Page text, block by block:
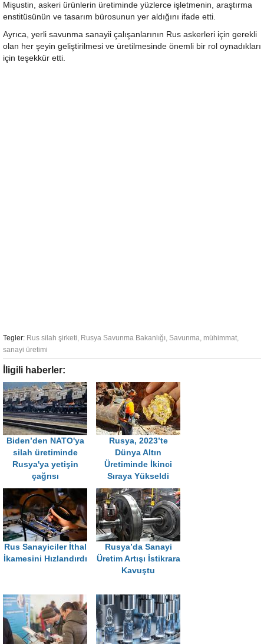
Mişustin, askeri ürünlerin üretiminde yüzlerce işletmenin, araştırma
enstitüsünün ve tasarım bürosunun yer aldığını ifade etti.
Ayrıca, yerli savunma sanayii çalışanlarının Rus askerleri için gerekli
olan her şeyin geliştirilmesi ve üretilmesinde önemli bir rol oynadıkları
için teşekkür etti.
Tegler: Rus silah şirketi, Rusya Savunma Bakanlığı, Savunma, mühimmat,
sanayi üretimi
İligili haberler:
Biden’den NATO'ya
silah üretiminde
Rusya'ya yetişin
çağrısı
Rusya, 2023’te
Dünya Altın
Üretiminde İkinci
Sıraya Yükseldi
Rus Sanayiciler İthal
İkamesini Hızlandırdı
Rusya’da Sanayi
Üretim Artışı İstikrara
Kavuştu